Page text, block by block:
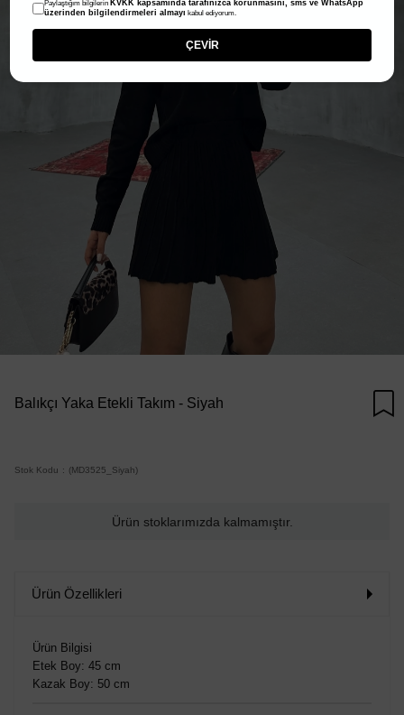
Balıkçı Yaka Etekli Takım - Siyah
Stok Kodu (MD3525_Siyah)
Ürün stoklarımızda kalmamıştır.
Ürün Özellikleri
Ürün Bilgisi
Etek Boy: 45 cm
Kazak Boy: 50 cm
Paylaştığım bilgilerin KVKK kapsamında tarafınızca korunmasını, sms ve WhatsApp
üzerinden bilgilendirmeleri almayı kabul ediyorum.
ÇEVİR